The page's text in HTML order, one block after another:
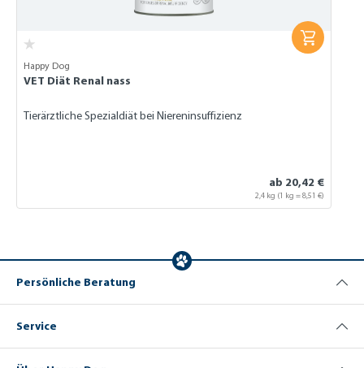
Happy Dog
VET Diät Renal nass
Tierärztliche Spezialdiät bei Niereninsuffizienz
ab 20,42 €
2,4 kg (1 kg = 8,51 €)
Persönliche Beratung
Service